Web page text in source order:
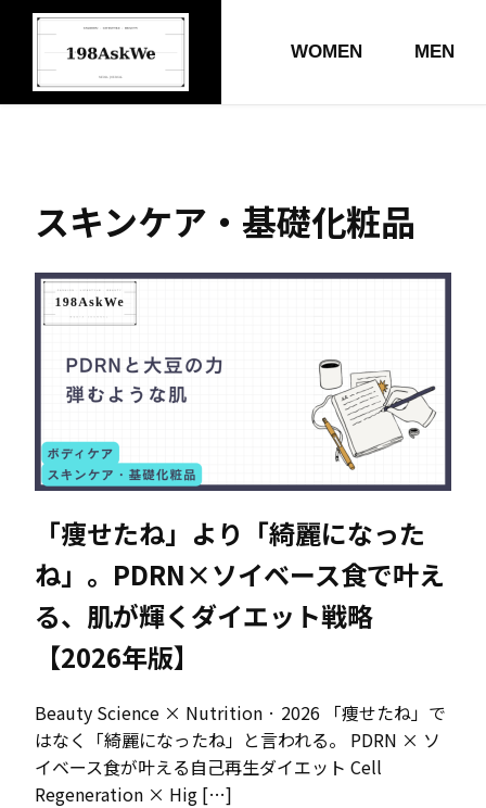
WOMEN MEN
スキンケア・基礎化粧品
「痩せたね」より「綺麗になった
ね」。PDRN×ソイベース食で叶え
る、肌が輝くダイエット戦略
【2026年版】
Beauty Science × Nutrition · 2026 「痩せたね」で
はなく「綺麗になったね」と言われる。 PDRN × ソ
イベース食が叶える自己再生ダイエット Cell
Regeneration × Hig […]